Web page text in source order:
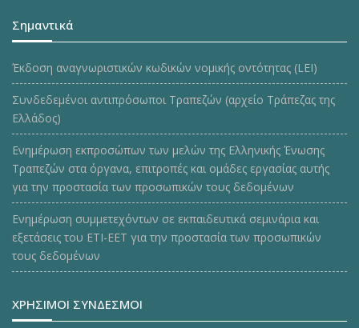
Σημαντικά
Έκδοση αναγνωριστικών κωδικών νομικής οντότητας (LEI)
Συνδεδεμένοι αντιπρόσωποι Τραπεζών (αρχείο Τράπεζας της
Ελλάδος)
Ενημέρωση εκπροσώπων των μελών της Ελληνικής Ένωσης
Τραπεζών στα όργανα, επιτροπές και ομάδες εργασίας αυτής
για την προστασία των προσωπικών τους δεδομένων
Ενημέρωση συμμετεχόντων σε εκπαιδευτικά σεμινάρια και
εξετάσεις του ΕΤΙ-ΕΕΤ για την προστασία των προσωπικών
τους δεδομένων
ΧΡΗΣΙΜΟΙ ΣΥΝΔΕΣΜΟΙ